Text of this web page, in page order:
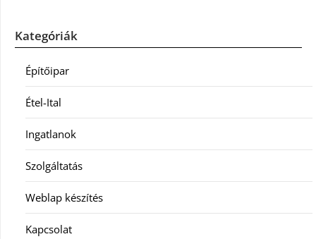
Kategóriák
Építőipar
Étel-Ital
Ingatlanok
Szolgáltatás
Weblap készítés
Kapcsolat